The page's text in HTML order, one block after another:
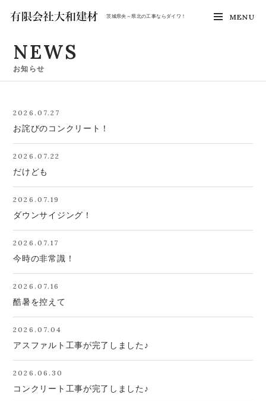
茨城県央～県北の工事ならダイワ！ MENU
NEWS
お知らせ
2026.07.27
お詫びのコンクリート！
2026.07.22
だけども
2026.07.19
ダウンサイジング！
2026.07.17
今時の非常識！
2026.07.16
酷暑を控えて
2026.07.04
アスファルト工事が完了しました♪
2026.06.30
コンクリート工事が完了しました♪